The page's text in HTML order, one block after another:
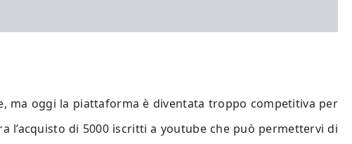
ma oggi la piattaforma è diventata troppo competitiva per
l’acquisto di 5000 iscritti a youtube che può permettervi di